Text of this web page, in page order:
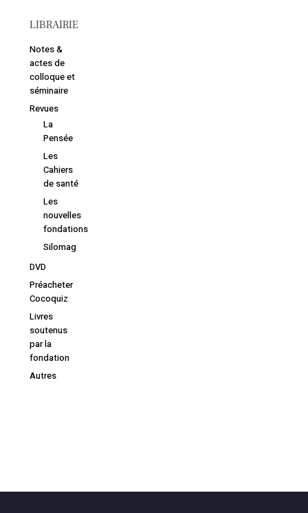
LIBRAIRIE
Notes &
actes de
colloque et
séminaire
Revues
La
Pensée
Les
Cahiers
de santé
Les
nouvelles
fondations
Silomag
DVD
Préacheter
Cocoquiz
Livres
soutenus
par la
fondation
Autres